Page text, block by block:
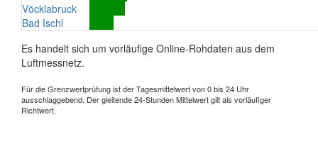
Vöcklabruck
Bad Ischl
Es handelt sich um vorläufige Online-Rohdaten aus dem
Luftmessnetz.
Für die Grenzwertprüfung ist der Tagesmittelwert von 0 bis 24 Uhr
ausschlaggebend. Der gleitende 24-Stunden Mittelwert gilt als vorläufiger
Richtwert.